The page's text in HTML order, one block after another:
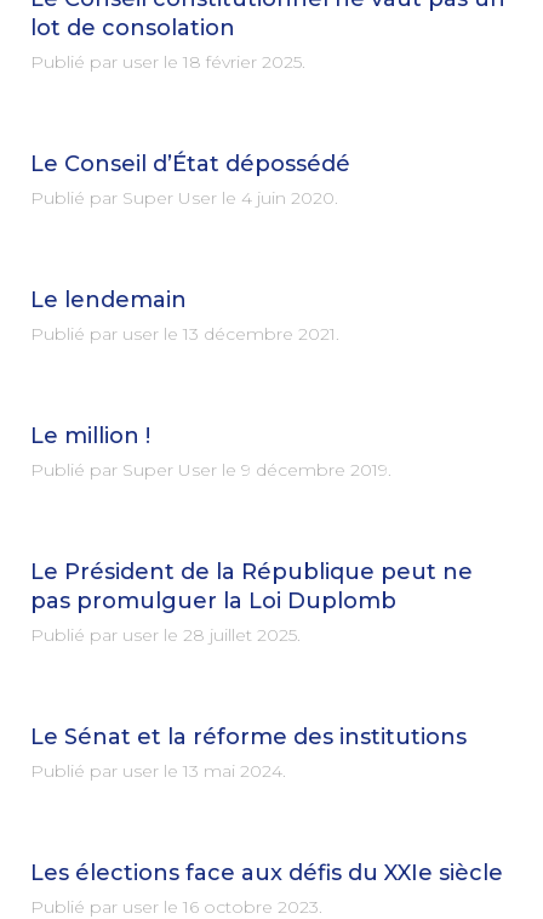
lot de consolation
Publié par user le 18 février 2025.
Le Conseil d’État dépossédé
Publié par Super User le 4 juin 2020.
Le lendemain
Publié par user le 13 décembre 2021.
Le million !
Publié par Super User le 9 décembre 2019.
Le Président de la République peut ne
pas promulguer la Loi Duplomb
Publié par user le 28 juillet 2025.
Le Sénat et la réforme des institutions
Publié par user le 13 mai 2024.
Les élections face aux défis du XXIe siècle
Publié par user le 16 octobre 2023.